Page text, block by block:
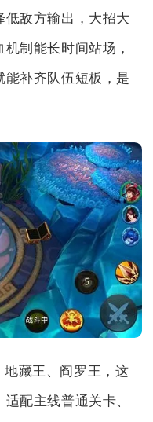
敌方输出，大招大
制能长时间站场，
补齐队伍短板，是
藏王、阎罗王，这
配主线普通关卡、